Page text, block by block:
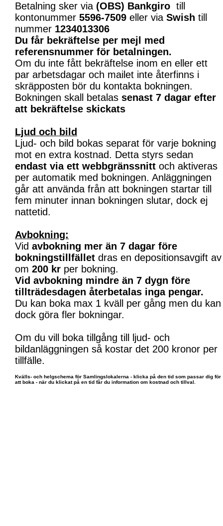
Betalning sker via (OBS) Bankgiro till
kontonummer 5596-7509 eller via Swish till
nummer 1234013306
Du får bekräftelse per mejl med
referensnummer för betalningen.
Om du inte fått bekräftelse inom en eller ett
par arbetsdagar och mailet inte återfinns i
skräpposten bör du kontakta bokningen.
Bokningen skall betalas senast 7 dagar efter
att bekräftelse skickats
Ljud och bild
Ljud- och bild bokas separat för varje bokning
mot en extra kostnad. Detta styrs sedan
endast via ett webbgränssnitt och aktiveras
per automatik med bokningen. Anläggningen
går att använda från att bokningen startar till
fem minuter innan bokningen slutar, dock ej
nattetid.
Avbokning:
Vid avbokning mer än 7 dagar före
bokningstillfället dras en depositionsavgift av
om 200 kr per bokning.
Vid avbokning mindre än 7 dygn före
tillträdesdagen återbetalas inga pengar.
Du kan boka max 1 kväll per gång men du kan
dock göra fler bokningar.
Om du vill boka tillgång till ljud- och
bildanläggningen så kostar det 200 kronor per
tillfälle.
Kvälls- och helgschema för Samlingslokalerna - klicka på den tid som passar dig för
att boka - när du klickat på en tid får du information om kostnad och tillval.